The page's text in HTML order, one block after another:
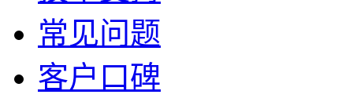
常见问题
客户口碑